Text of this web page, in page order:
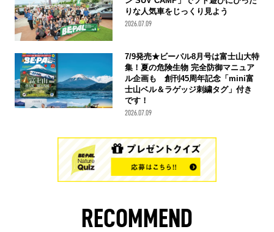
りな人気車をじっくり見よう
2026.07.09
7/9発売★ビーパル8月号は富士山大特
集！夏の危険生物 完全防御マニュア
ル企画も 創刊45周年記念「mini富
士山ベル＆ラゲッジ刺繍タグ」付き
です！
2026.07.09
RECOMMEND